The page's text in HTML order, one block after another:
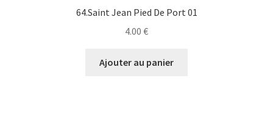
64.Saint Jean Pied De Port 01
4.00 €
Ajouter au panier